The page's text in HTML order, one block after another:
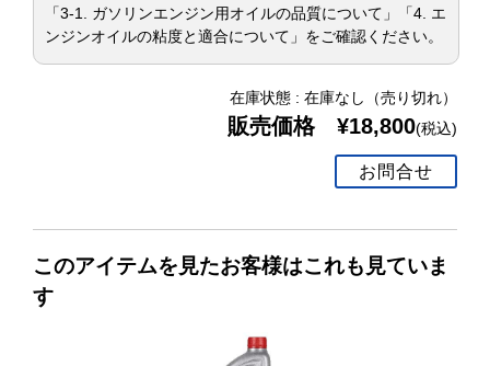
「3-1. ガソリンエンジン用オイルの品質について」「4. エ
ンジンオイルの粘度と適合について」をご確認ください。
在庫状態 : 在庫なし（売り切れ）
販売価格 ¥18,800(税込)
お問合せ
このアイテムを見たお客様はこれも見ていま
す